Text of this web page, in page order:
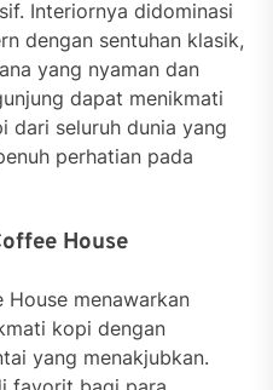
Interiornya didominasi
dengan sentuhan klasik,
yang nyaman dan
dapat menikmati
dari seluruh dunia yang
perhatian pada
House
House menawarkan
kopi dengan
yang menakjubkan.